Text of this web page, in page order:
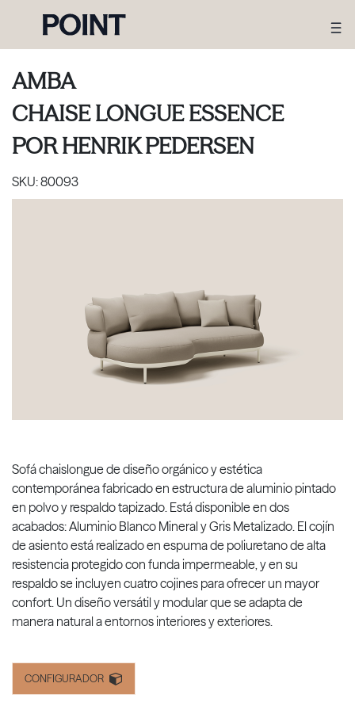
AMBA
CHAISE LONGUE ESSENCE
PORHENRIK PEDERSEN
SKU:80093
Sofá chaislongue de diseño orgánico y estética
contemporánea fabricado en estructura de aluminio pintado
en polvo y respaldo tapizado. Está disponible en dos
acabados: Aluminio Blanco Mineral y Gris Metalizado. El cojín
de asiento está realizado en espuma de poliuretano de alta
resistencia protegido con funda impermeable, y en su
respaldo se incluyen cuatro cojines para ofrecer un mayor
confort. Un diseño versátil y modular que se adapta de
manera natural a entornos interiores y exteriores.
CONFIGURADOR